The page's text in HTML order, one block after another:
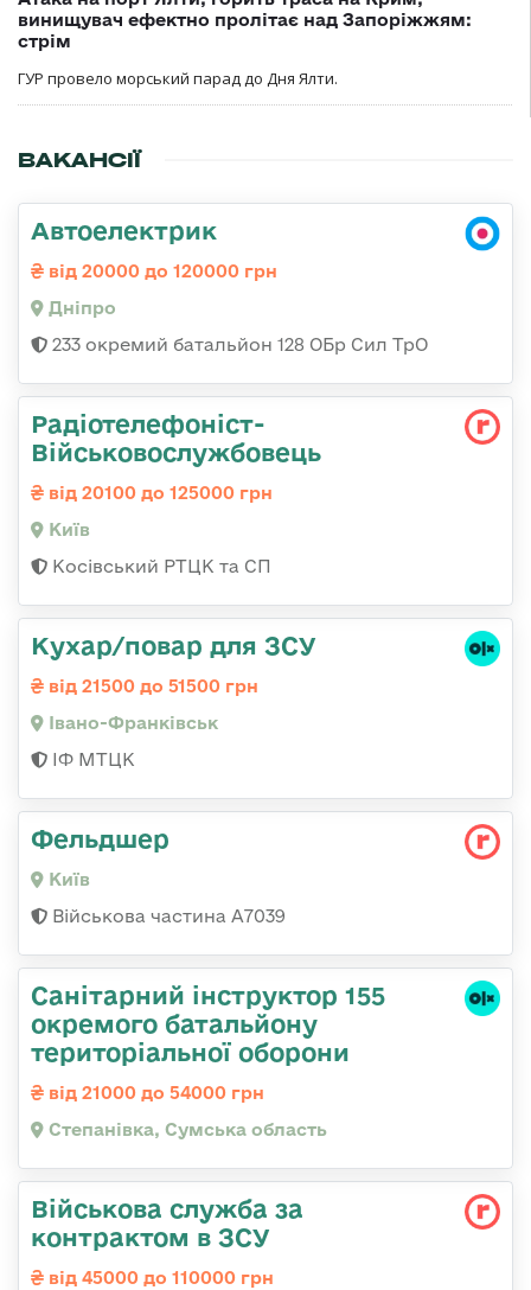
винищувач ефектно пролітає над Запоріжжям:
стрім
ГУР провело морський парад до Дня Ялти.
ВАКАНСІЇ
Автоелектрик
від 20000 до 120000 грн
Дніпро
233 окремий батальйон 128 ОБр Сил ТрО
Радіотелефоніст-
Військовослужбовець
від 20100 до 125000 грн
Київ
Косівський РТЦК та СП
Кухар/повар для ЗСУ
від 21500 до 51500 грн
Івано-Франківськ
ІФ МТЦК
Фельдшер
Київ
Військова частина А7039
Санітарний інструктор 155
окремого батальйону
територіальної оборони
від 21000 до 54000 грн
Степанівка, Сумська область
Військова служба за
контрактом в ЗСУ
від 45000 до 110000 грн